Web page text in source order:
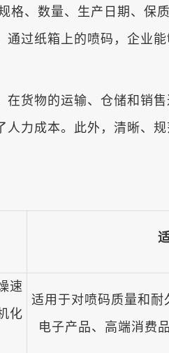
格、数量、生产日期、保
过纸箱上的喷码，企业
货物的运输、仓储和销
力成本。此外，清晰、规
速
化
适用于对喷码质量和耐
电子产品、高端消费